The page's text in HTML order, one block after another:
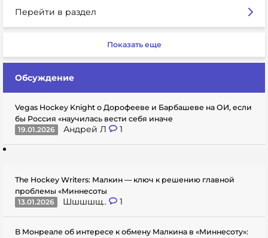
Перейти в раздел
Показать еще
Обсуждение
Vegas Hockey Knight о Дорофееве и Барбашеве на ОИ, если
бы Россия «научилась вести себя иначе
19.01.2026
Андрей Л 1
The Hockey Writers: Малкин — ключ к решению главной
проблемы «Миннесоты
13.01.2026
Шшшшщ.. 1
В Монреале об интересе к обмену Малкина в «Миннесоту»: